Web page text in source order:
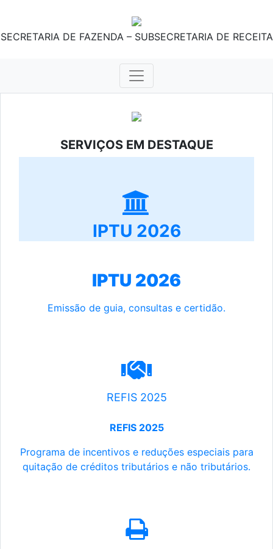
SECRETARIA DE FAZENDA – SUBSECRETARIA DE RECEITA
SERVIÇOS EM DESTAQUE
IPTU 2026
IPTU 2026
Emissão de guia, consultas e certidão.
REFIS 2025
REFIS 2025
Programa de incentivos e reduções especiais para
quitação de créditos tributários e não tributários.